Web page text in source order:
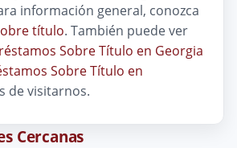
información general, conozca
título. También puede ver
Sobre Título en Georgia
Sobre Título en
de visitarnos.
Cercanas